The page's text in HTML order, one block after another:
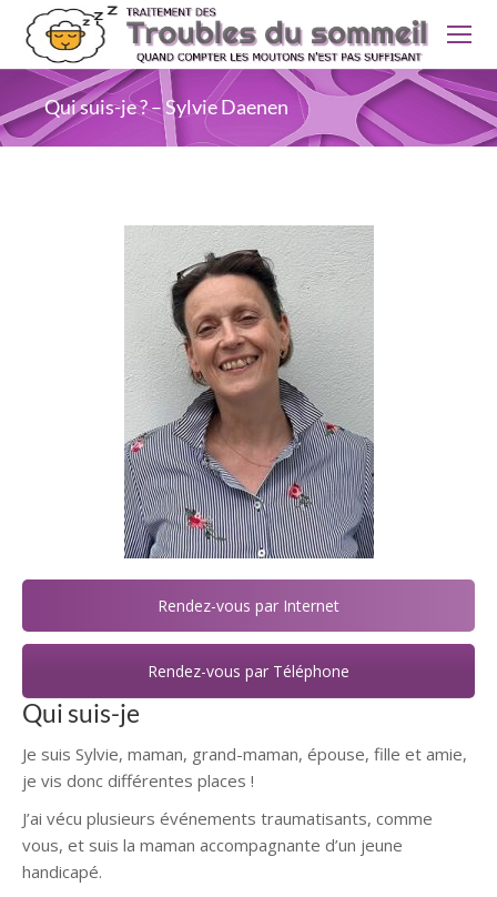
Qui suis-je ? – Sylvie Daenen
Qui suis-je
Je suis Sylvie, maman, grand-maman, épouse, fille et amie,
je vis donc différentes places !
J’ai vécu plusieurs événements traumatisants, comme
vous, et suis la maman accompagnante d’un jeune
handicapé.
Rendez-vous par Internet
Rendez-vous par Téléphone